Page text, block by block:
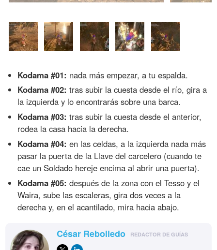
Kodama #01: nada más empezar, a tu espalda.
Kodama #02: tras subir la cuesta desde el río, gira a
la izquierda y lo encontrarás sobre una barca.
Kodama #03: tras subir la cuesta desde el anterior,
rodea la casa hacia la derecha.
Kodama #04: en las celdas, a la izquierda nada más
pasar la puerta de la Llave del carcelero (cuando te
cae un Soldado hereje encima al abrir una puerta).
Kodama #05: después de la zona con el Tesso y el
Waira, sube las escaleras, gira dos veces a la
derecha y, en el acantilado, mira hacia abajo.
César Rebolledo REDACTOR DE GUÍAS